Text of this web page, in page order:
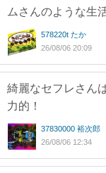
ムさんのような生
578220t たか
26/08/06 20:09
綺麗なセフレさん
力的！
37830000 裕次郎
26/08/06 12:34